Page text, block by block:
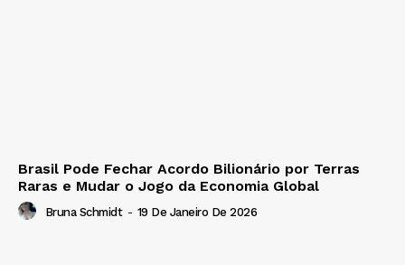
Brasil Pode Fechar Acordo Bilionário por Terras
Raras e Mudar o Jogo da Economia Global
Bruna Schmidt - 19 De Janeiro De 2026